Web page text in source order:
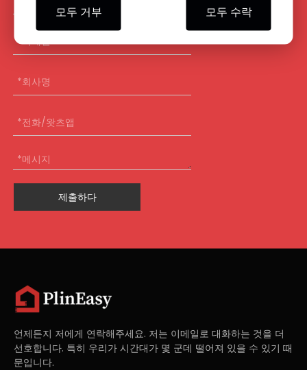
제출하다
언제든지 저에게 연락해주세요. 저는 이메일로 대화하는 것을 더
선호합니다. 특히 우리가 시간대가 몇 군데 떨어져 있을 수 있기 때
문입니다.
모두 거부 모두 수락